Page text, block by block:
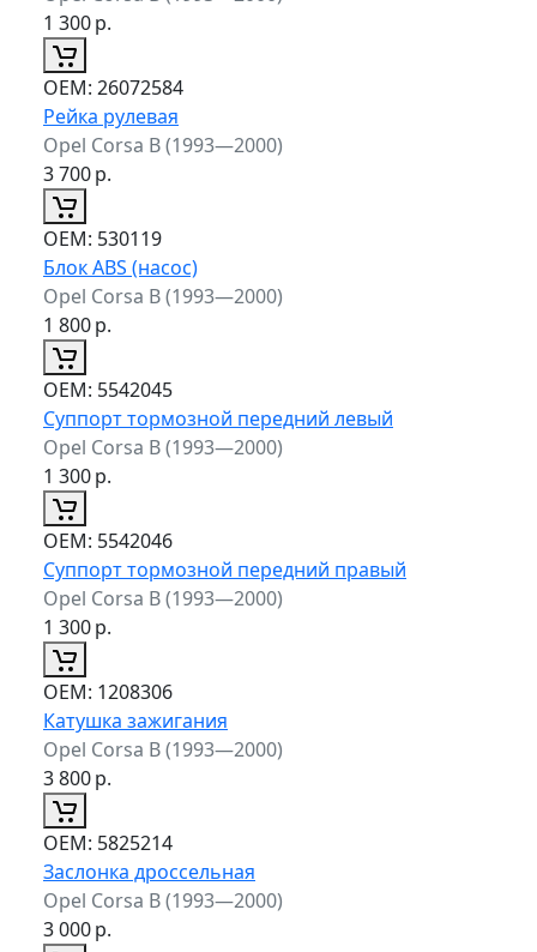
1 300р.
ОЕМ: 26072584
Рейка рулевая
Opel Corsa B (1993—2000)
3 700р.
ОЕМ: 530119
Блок ABS (насос)
Opel Corsa B (1993—2000)
1 800р.
ОЕМ: 5542045
Суппорт тормозной передний левый
Opel Corsa B (1993—2000)
1 300р.
ОЕМ: 5542046
Суппорт тормозной передний правый
Opel Corsa B (1993—2000)
1 300р.
ОЕМ: 1208306
Катушка зажигания
Opel Corsa B (1993—2000)
3 800р.
ОЕМ: 5825214
Заслонка дроссельная
Opel Corsa B (1993—2000)
3 000р.